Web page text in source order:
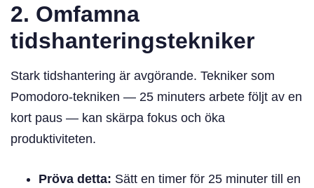
2. Omfamna
tidshanteringstekniker
Stark tidshantering är avgörande. Tekniker som
Pomodoro-tekniken — 25 minuters arbete följt av en
kort paus — kan skärpa fokus och öka
produktiviteten.
Pröva detta: Sätt en timer för 25 minuter till en